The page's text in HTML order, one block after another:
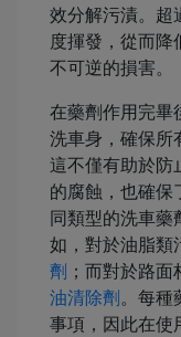
效分解污漬。超
度揮發，從而降
不可逆的損害。
在藥劑作用完畢
洗車身，確保所
這不僅有助於防
的腐蝕，也確保
同類型的洗車藥
如，對於油脂類
劑 ；而對於路
油清除劑 。每種
事項，因此在使